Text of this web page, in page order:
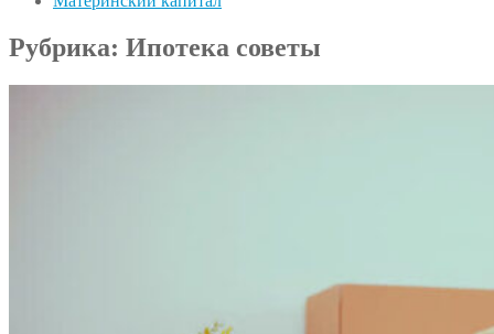
Рубрика: Ипотека советы